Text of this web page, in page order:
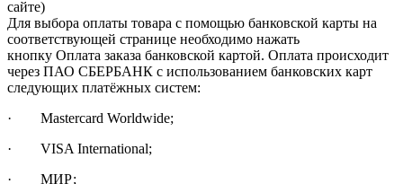
сайте)
Для выбора оплаты товара с помощью банковской карты на
соответствующей странице необходимо нажать
кнопку Оплата заказа банковской картой. Оплата происходит
через ПАО СБЕРБАНК с использованием банковских карт
следующих платёжных систем:
· Mastercard Worldwide;
· VISA International;
· МИР;